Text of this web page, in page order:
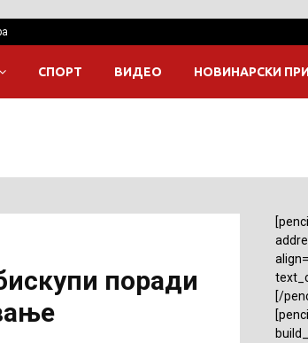
СПОРТ ВИДЕО НОВИНАРСКИ
поради
[/